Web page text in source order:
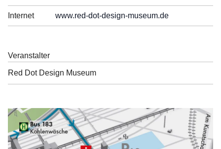
Internet www.red-dot-design-museum.de
Veranstalter
Red Dot Design Museum